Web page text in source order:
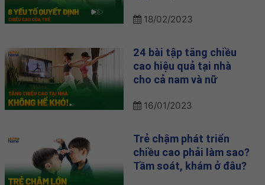
18/02/2023
24 bài tập tăng chiều
cao hiệu quả tại nhà
cho cả nam và nữ
16/01/2023
Trẻ chậm phát triển
chiều cao phải làm sao?
Tầm soát, khám ở đâu?